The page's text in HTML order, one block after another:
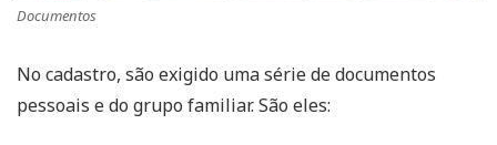
Documentos
No cadastro, são exigido uma série de documentos
pessoais e do grupo familiar. São eles: